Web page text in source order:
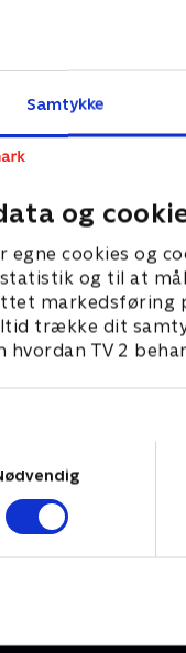
Samtykke
og
egne cookies og
statistik og til at
markedsføring
trække dit
hvordan TV 2
Martins nye
Eberle, er
der er far til
18. september